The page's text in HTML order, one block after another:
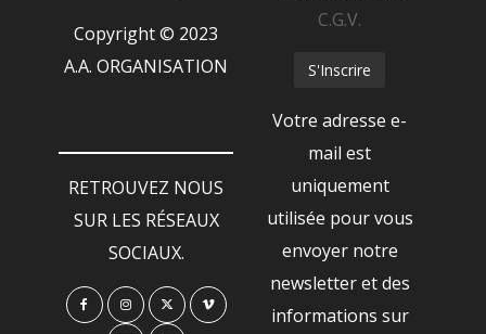
Copyright © 2023
A.A. ORGANISATION
RETROUVEZ NOUS
SUR LES RÉSEAUX
SOCIAUX.
C.G.V.
Votre adresse e-
mail est
uniquement
utilisée pour vous
envoyer notre
newsletter et des
informations sur